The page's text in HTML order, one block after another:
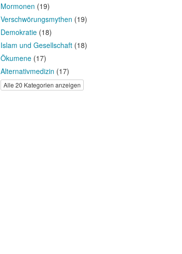
Mormonen (19)
Verschwörungsmythen (19)
Demokratie(18)
Islam und Gesellschaft(18)
Ökumene(17)
Alternativmedizin (17)
Alle 20 Kategorien anzeigen